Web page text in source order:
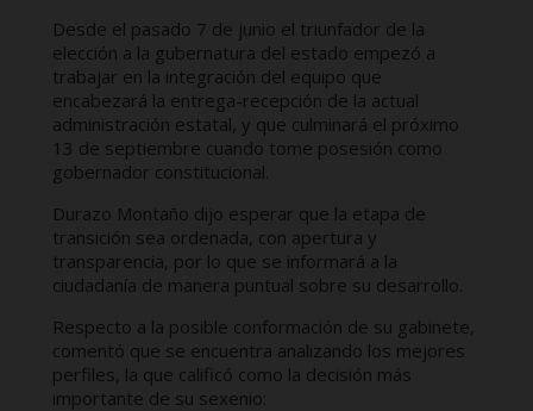
Desde el pasado 7 de junio el triunfador de la
elección a la gubernatura del estado empezó a
trabajar en la integración del equipo que
encabezará la entrega-recepción de la actual
administración estatal, y que culminará el próximo
13 de septiembre cuando tome posesión como
gobernador constitucional.
Durazo Montaño dijo esperar que la etapa de
transición sea ordenada, con apertura y
transparencia, por lo que se informará a la
ciudadanía de manera puntual sobre su desarrollo.
Respecto a la posible conformación de su gabinete,
comentó que se encuentra analizando los mejores
perfiles, la que calificó como la decisión más
importante de su sexenio: